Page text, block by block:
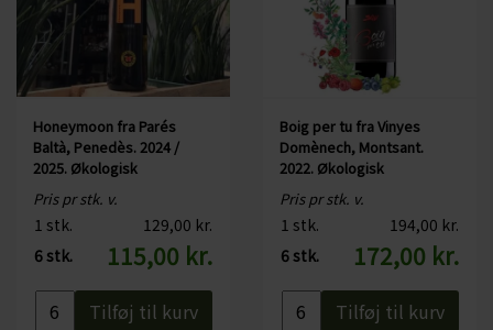
Område: Montsant
Druer:
100% hvid Grenache
Alkohol: 13,5%
Serveres ved:12 grader
Flaskestørrelse: 75 cl
Økologisk certificeret:
Indeholder sulfitter: Ja, alle vine indeholder sulfitter, da de opstår
under fermenteringen
Læs mere om Vinyes Domènech her
Honeymoon fra Parés
Baltà, Penedès. 2024 /
2025. Økologisk
Pris pr stk. v.
1 stk.
129,00 kr.
6 stk.
115,00 kr.
Tilføj til kurv
Boig per tu fra Vinyes
Domènech, Montsant.
2022. Økologisk
Pris pr stk. v.
1 stk.
194,00 kr.
6 stk.
172,00 kr.
Tilføj til kurv